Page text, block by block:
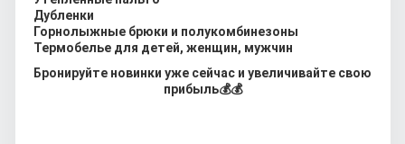
Дубленки
Горнолыжные брюки и полукомбинезоны
Термобелье для детей, женщин, мужчин
Бронируйте новинки уже сейчас и увеличивайте свою
прибыль💰💰